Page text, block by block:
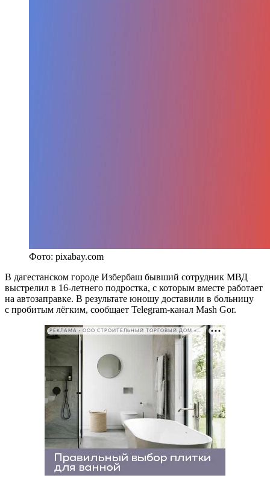
Фото: pixabay.com
В дагестанском городе Избербаш бывший сотрудник МВД
выстрелил в 16-летнего подростка, с которым вместе работает
на автозаправке. В результате юношу доставили в больницу
с пробитым лёгким, сообщает Telegram-канал Mash Gor.
РЕКЛАМА • ООО СТРОИТЕЛЬНЫЙ ТОРГОВЫЙ ДОМ «ПЕТРОВИЧ». ИНН: 7802348846